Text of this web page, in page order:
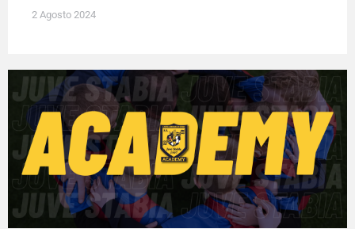
2 Agosto 2024